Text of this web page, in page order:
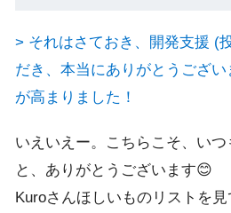
> それはさておき、開発支援 (
だき、本当にありがとうござ
が高まりました！
いえいえー。こちらこそ、い
と、ありがとうございます😊
Kuroさんほしいものリストを